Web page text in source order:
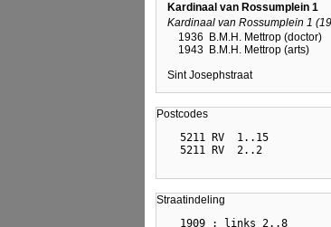
Kardinaal van Rossumplein 1
Kardinaal van Rossumplein 1
1936
B.M.H. Mettrop (doctor)
1943 B.M.H. Mettrop (arts)
Sint Josephstraat
Postcodes
  5211 RV  1..15
Straatindeling